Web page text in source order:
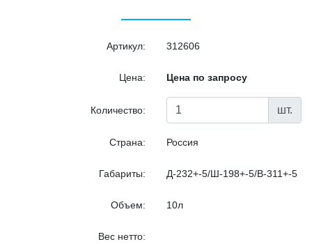
Артикул: 312606
Цена: Цена по запросу
Количество: шт.
Страна: Россия
Габариты: Д-232+-5/Ш-198+-5/В-311+-5
Объем: 10л
Вес нетто: